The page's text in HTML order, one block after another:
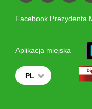
Facebook Prezydenta
Aplikacja miejska
PL